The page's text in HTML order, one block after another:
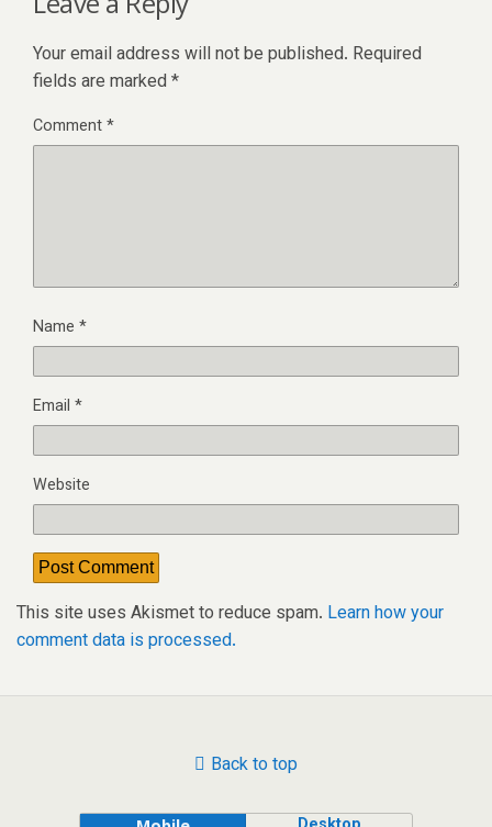
Your email address will not be published. Required
fields are marked *
Comment*
Name *
Email *
Website
This site uses Akismet to reduce spam. Learn how your
comment data is processed.
Back to top